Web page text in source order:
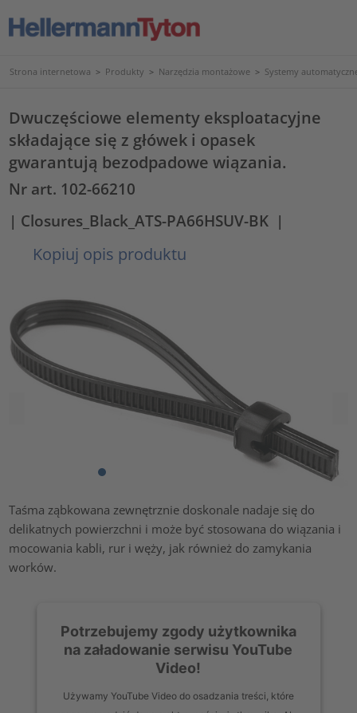
Strona internetowa > Produkty > Narzędzia montażowe > Systemy
Dwuczęściowe elementy eksploatacyjne
składające się z główek i opasek
gwarantują bezodpadowe wiązania.
Nr art. 102-66210
| Closures_Black_ATS-PA66HSUV-BK |
Kopiuj opis produktu
Taśma ząbkowana zewnętrznie doskonale nadaje się do
delikatnych powierzchni i może być stosowana do wiązania i
mocowania kabli, rur i węży, jak również do zamykania
worków.
Potrzebujemy zgody użytkownika
na załadowanie serwisu YouTube
Video!
Używamy YouTube Video do osadzania treści, które